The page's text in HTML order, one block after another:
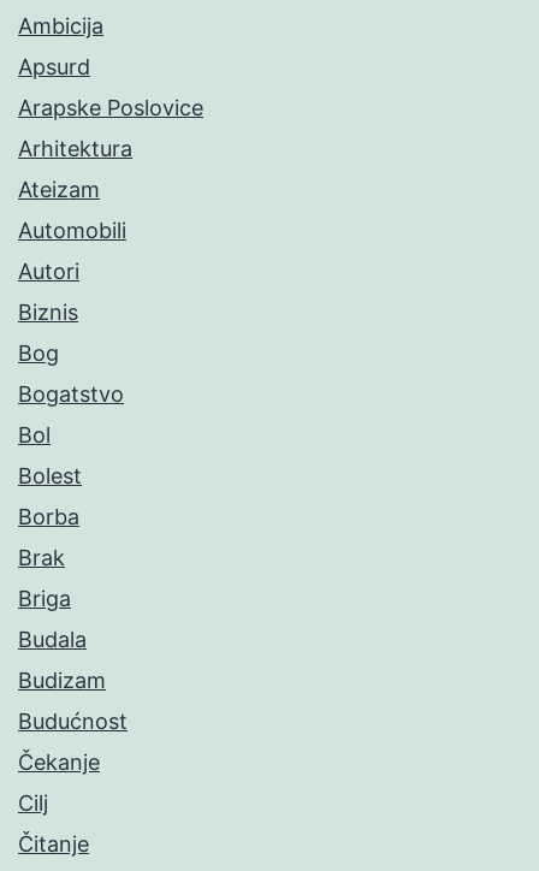
Ambicija
Apsurd
Arapske Poslovice
Arhitektura
Ateizam
Automobili
Autori
Biznis
Bog
Bogatstvo
Bol
Bolest
Borba
Brak
Briga
Budala
Budizam
Budućnost
Čekanje
Cilj
Čitanje